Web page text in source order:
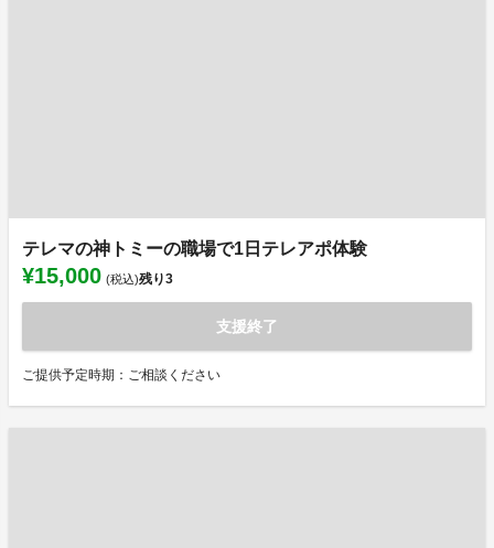
テレマの神トミーの職場で1日テレアポ体験
¥15,000 (税込)残り3
支援終了
ご提供予定時期：ご相談ください